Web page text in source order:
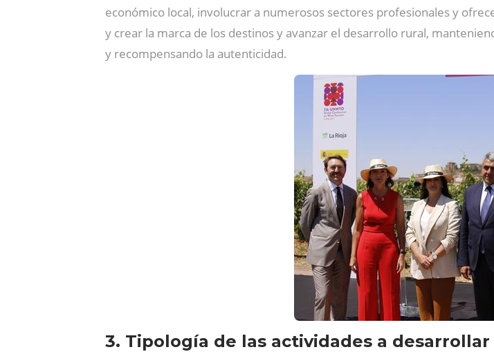
económico local, involucrar a numerosos sectores profesionales y
y crear la marca de los destinos y avanzar el desarrollo rural,
y recompensando la autenticidad.
3. Tipología de las actividades a desarrollar